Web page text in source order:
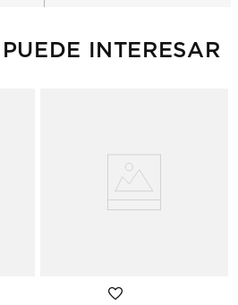
INTERESAR